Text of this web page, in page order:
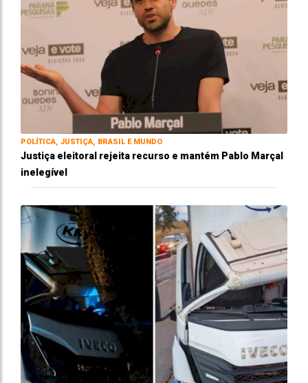
POLÍTICA, JUSTIÇA, BRASIL E MUNDO
Justiça eleitoral rejeita recurso e mantém Pablo Marçal
inelegível